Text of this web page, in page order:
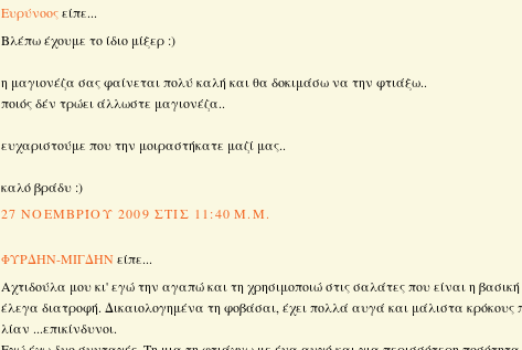
Ευρύνοοςείπε...
Βλέπω έχουμε το ίδιο μίξερ :)
η μαγιονέζα σας φαίνεται πολύ καλή και θα δοκιμάσω να την φτιάξω..
ποιός δέν τρώει άλλωστε μαγιονέζα..
ευχαριστούμε που την μοιραστήκατε μαζί μας..
καλό βράδυ :)
27 ΝΟΕΜΒΡΊΟΥ 2009 ΣΤΙΣ 11:40 Μ.Μ.
ΦΥΡΔΗΝ-ΜΙΓΔΗΝείπε...
Αχτιδούλα μου κι' εγώ την αγαπώ και τη χρησιμοποιώ στις σαλάτες που είναι η
έλεγα διατροφή. Δικαιολογημένα τη φοβάσαι, έχει πολλά αυγά και μάλιστα κρόκους
λίαν ...επικίνδυνοι.